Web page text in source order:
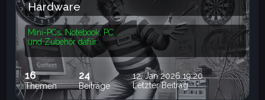
Hardware
Mini-PCs, Notebook, PC.....
und Zubehör dafür...
16
Themen
24
Beiträge
12. Jan 2026 19:20
Letzter Beitrag